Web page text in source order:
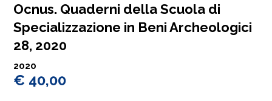
Ocnus. Quaderni della Scuola di
Specializzazione in Beni Archeologici
28, 2020
2020
€ 40,00